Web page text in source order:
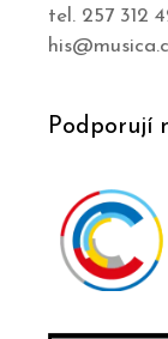
tel. 257 312
Podporují